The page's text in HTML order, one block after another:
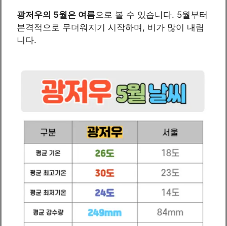
광저우의 5월은 여름으로 볼 수 있습니다. 5월부터
본격적으로 무더워지기 시작하며, 비가 많이 내립
니다.